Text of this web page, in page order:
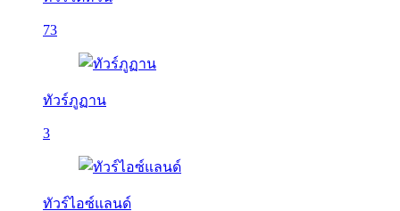
73
ทัวร์ภูฏาน
3
ทัวร์ไอซ์แลนด์